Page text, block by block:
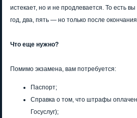
истекает, но и не продлевается. То есть
год, два, пять — но только после
Что еще нужно?
Помимо экзамена, вам потребуется:
Паспорт;
Справка о том, что штрафы
Госуслуг);